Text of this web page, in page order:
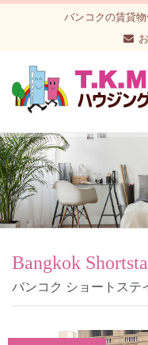
バンコクの賃貸
Bangkok
バンコク ショートステ